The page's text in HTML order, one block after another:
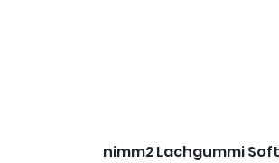
nimm2 Lachgummi